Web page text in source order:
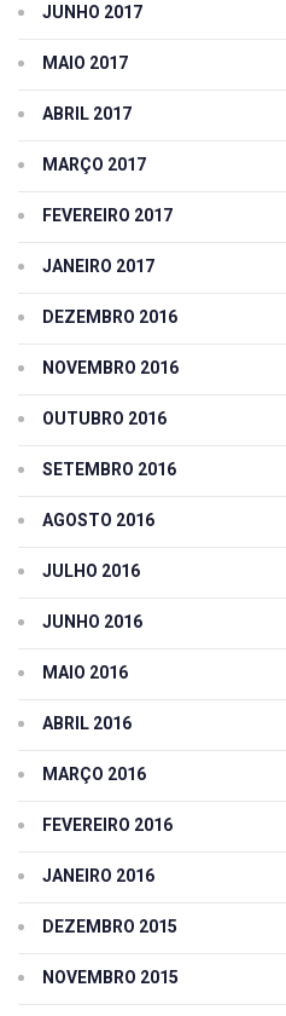
JUNHO 2017
MAIO 2017
ABRIL 2017
MARÇO 2017
FEVEREIRO 2017
JANEIRO 2017
DEZEMBRO 2016
NOVEMBRO 2016
OUTUBRO 2016
SETEMBRO 2016
AGOSTO 2016
JULHO 2016
JUNHO 2016
MAIO 2016
ABRIL 2016
MARÇO 2016
FEVEREIRO 2016
JANEIRO 2016
DEZEMBRO 2015
NOVEMBRO 2015